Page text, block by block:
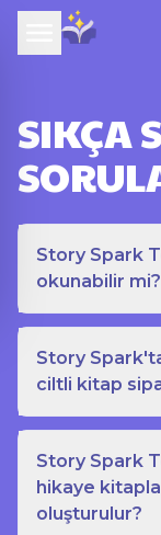
SIKÇA
Story Spark
okunabilir mi?
Story
ciltli kitap
Story Spark
hikaye
oluşturulur?